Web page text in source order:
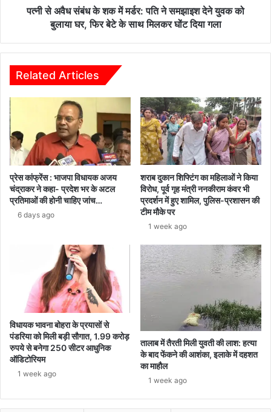
बुलाया
घर,
फिर
बेटे
के
साथ
मिलकर
घोंट
दिया
गला
पत्नी से अवैध संबंध के शक में मर्डर: पति ने समझाइश देने युवक को
बुलाया घर, फिर बेटे के साथ मिलकर घोंट दिया गला
Related Articles
प्रेस कांफ्रेंस : भाजपा विधायक अजय
चंद्राकर ने कहा- प्रदेश भर के अटल
प्रतिमाओं की होनी चाहिए जांच…
6 days ago
शराब दुकान शिफ्टिंग का महिलाओं ने किया
विरोध, पूर्व गृह मंत्री ननकीराम कंवर भी
प्रदर्शन में हुए शामिल, पुलिस-प्रशासन की
टीम मौके पर
1 week ago
विधायक भावना बोहरा के प्रयासों से
पंडरिया को मिली बड़ी सौगात, 1.99 करोड़
रुपये से बनेगा 250 सीटर आधुनिक
ऑडिटोरियम
1 week ago
तालाब में तैरती मिली युवती की लाश: हत्या
के बाद फेंकने की आशंका, इलाके में दहशत
का माहौल
1 week ago